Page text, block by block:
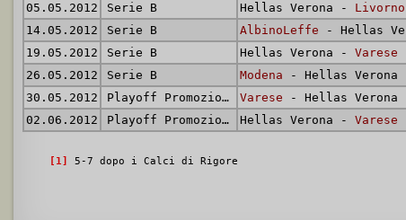
05.05.2012
Serie B Hellas Verona - Livorno
14.05.2012
Serie B AlbinoLeffe - Hellas
19.05.2012
Serie B Hellas Verona - Varese
26.05.2012
Serie B Modena - Hellas Verona
30.05.2012
Playoff Promozione Varese - Hellas Verona
02.06.2012
Playoff Promozione Hellas Verona - Varese
[1] 5-7 dopo i Calci di Rigore